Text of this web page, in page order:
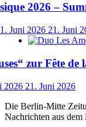
2026 –
Juni 2026 21. Juni
zur Fête de
2026 21. Juni 2026
Die Berlin-Mitte
Nachrichten aus